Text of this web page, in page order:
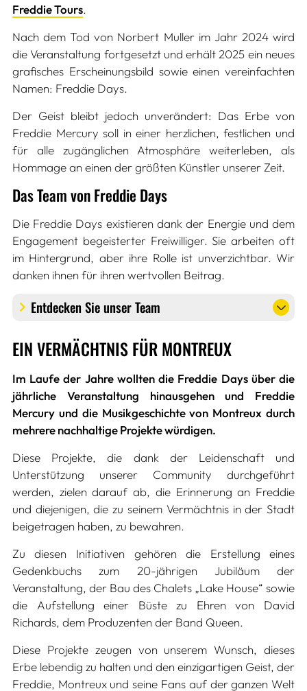
Freddie Tours.
Nach dem Tod von Norbert Muller im Jahr 2024 wird
die Veranstaltung fortgesetzt und erhält 2025 ein neues
grafisches Erscheinungsbild sowie einen vereinfachten
Namen: Freddie Days.
Der Geist bleibt jedoch unverändert: Das Erbe von
Freddie Mercury soll in einer herzlichen, festlichen und
für alle zugänglichen Atmosphäre weiterleben, als
Hommage an einen der größten Künstler unserer Zeit.
Das Team von Freddie Days
Die Freddie Days existieren dank der Energie und dem
Engagement begeisterter Freiwilliger. Sie arbeiten oft
im Hintergrund, aber ihre Rolle ist unverzichtbar. Wir
danken ihnen für ihren wertvollen Beitrag.
Entdecken Sie unser Team
EIN VERMÄCHTNIS FÜR MONTREUX
Im Laufe der Jahre wollten die Freddie Days über die
jährliche Veranstaltung hinausgehen und Freddie
Mercury und die Musikgeschichte von Montreux durch
mehrere nachhaltige Projekte würdigen.
Diese Projekte, die dank der Leidenschaft und
Unterstützung unserer Community durchgeführt
werden, zielen darauf ab, die Erinnerung an Freddie
und diejenigen, die zu seinem Vermächtnis in der Stadt
beigetragen haben, zu bewahren.
Zu diesen Initiativen gehören die Erstellung eines
Gedenkbuchs zum 20-jährigen Jubiläum der
Veranstaltung, der Bau des Chalets „Lake House“ sowie
die Aufstellung einer Büste zu Ehren von David
Richards, dem Produzenten der Band Queen.
Diese Projekte zeugen von unserem Wunsch, dieses
Erbe lebendig zu halten und den einzigartigen Geist, der
Freddie, Montreux und seine Fans auf der ganzen Welt